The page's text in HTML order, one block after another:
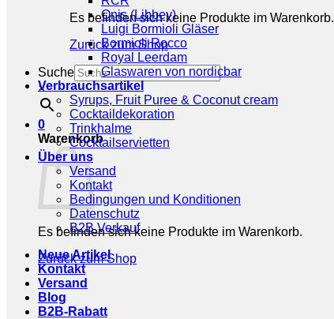
Es befinden sich keine Produkte im Warenkorb.
Zurück zum Shop
Suche
×
0
Warenkorb
Es befinden sich keine Produkte im Warenkorb.
Zurück zum Shop
Onis (Libbey)
Luigi Bormioli Gläser
Bormioli Rocco
Royal Leerdam
Glaswaren von nordicbar
Verbrauchsartikel
Syrups, Fruit Puree & Coconut cream
Cocktaildekoration
Trinkhalme
Cocktailservietten
Über uns
Versand
Kontakt
Bedingungen und Konditionen
Datenschutz
B2B Verkauf
Neue Artikel
Kontakt
Versand
Blog
B2B-Rabatt